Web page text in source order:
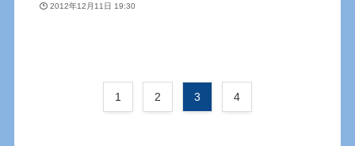
2012年12月11日 19:30
1 2 3 4